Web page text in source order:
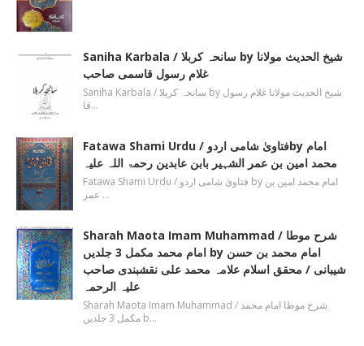
Saniha Karbala / سانحہ کربلا by شیخ الحدیث مولانا
غلام رسول قاسمی صاحب
Saniha Karbala / سانحہ کربلا by شیخ الحدیث مولانا غلام رسول
قا…
Fatawa Shami Urdu / فتاویٰ شامی اردوby امام
محمد امین بن عمر الشہیر بابن عابدین رحمۃ اللہ علیہ
Fatawa Shami Urdu / فتاویٰ شامی اردو by امام محمد امین بن
عمر …
Sharah Maota Imam Muhammad / شرح موطا
امام محمد مکمل 3 جلدیں by امام محمد بن حسن
شیبانی / محقق اسلام علامہ محمد علی نقشبندی صاحب
علیہ الرحمہ
Sharah Maota Imam Muhammad / شرح موطا امام محمد
مکمل 3 جلدیں b…